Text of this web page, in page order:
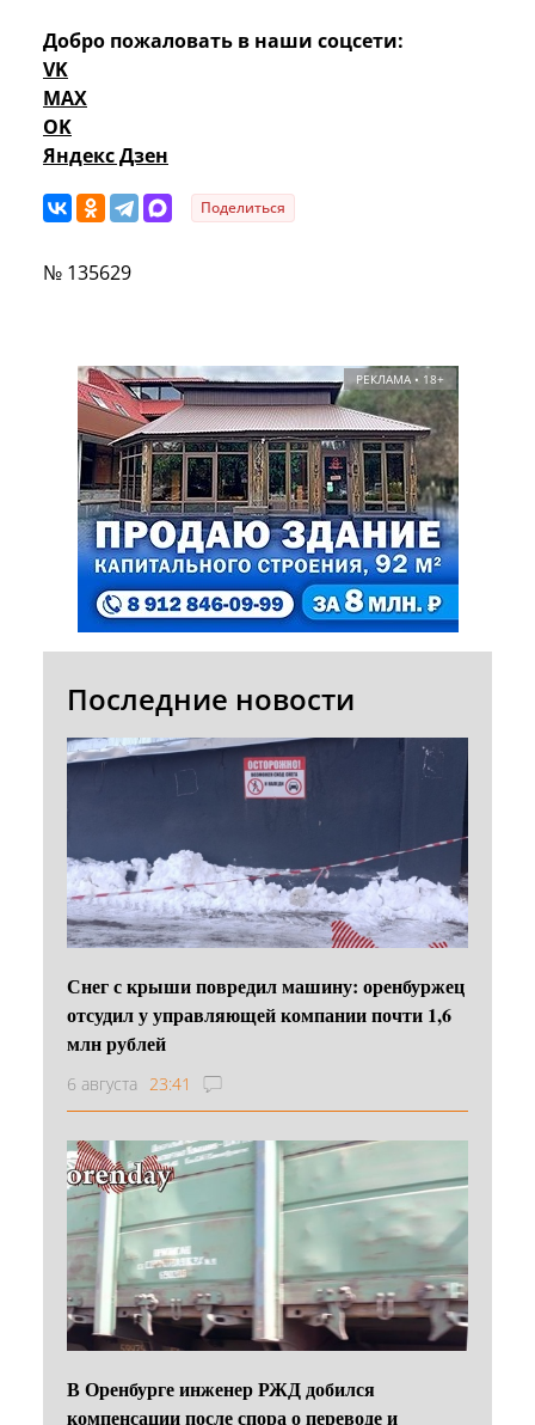
Добро пожаловать в наши соцсети:
VK
MAX
OK
Яндекс Дзен
Поделиться
№ 135629
РЕКЛАМА • 18+
Последние новости
Снег с крыши повредил машину: оренбуржец
отсудил у управляющей компании почти 1,6
млн рублей
6 августа 23:41
В Оренбурге инженер РЖД добился
компенсации после спора о переводе и